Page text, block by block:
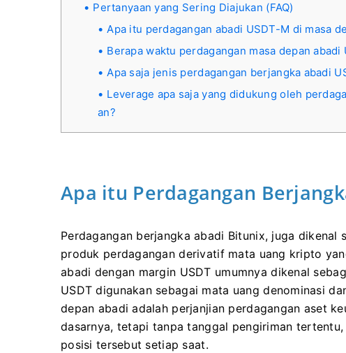
Pertanyaan yang Sering Diajukan (FAQ)
Apa itu perdagangan abadi USDT-M di masa
Berapa waktu perdagangan masa depan abadi
Apa saja jenis perdagangan berjangka abadi
Leverage apa saja yang didukung oleh
an?
Apa itu Perdagangan
Perdagangan berjangka abadi Bitunix, juga
produk perdagangan derivatif mata uang kripto
abadi dengan margin USDT umumnya dikenal
USDT digunakan sebagai mata uang denominasi
depan abadi adalah perjanjian perdagangan aset
dasarnya, tetapi tanpa tanggal pengiriman
posisi tersebut setiap saat.